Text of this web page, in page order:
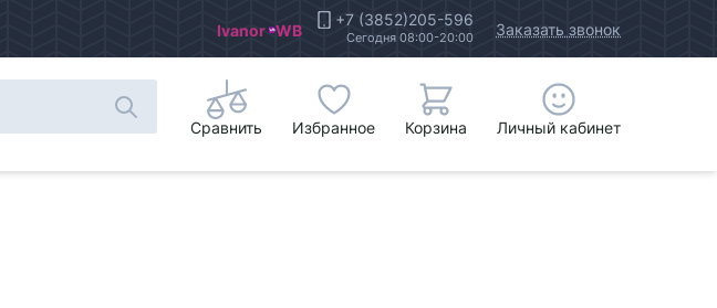
Ivanor WB +7 (3852)205-596
Сегодня 08:00-20:00 Заказать звонок
Сравнить Избранное Корзина Личный кабинет